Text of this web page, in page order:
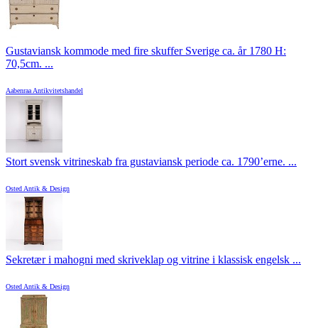
Gustaviansk kommode med fire skuffer Sverige ca. år 1780 H:
70,5cm. ...
Aabenraa Antikvitetshandel
Stort svensk vitrineskab fra gustaviansk periode ca. 1790’erne. ...
Osted Antik & Design
Sekretær i mahogni med skriveklap og vitrine i klassisk engelsk ...
Osted Antik & Design